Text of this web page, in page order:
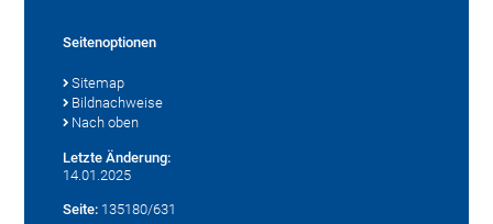
Seitenoptionen
Sitemap
Bildnachweise
Nach oben
Letzte Änderung:
14.01.2025
Seite: 135180/631